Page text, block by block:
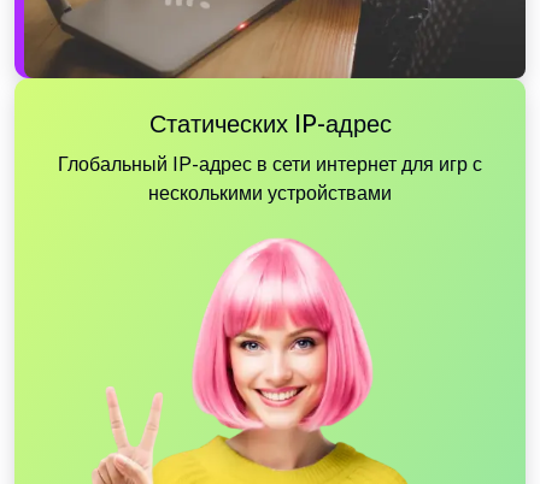
Статических IP-адрес
Глобальный IP-адрес в сети интернет для игр с
несколькими устройствами